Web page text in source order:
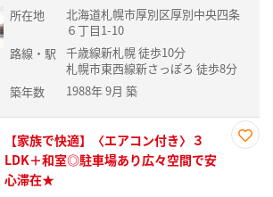
所在地
北海道札幌市厚別区厚別中央四条
６丁目1-10
路線・駅
千歳線新札幌 徒歩10分
札幌市東西線新さっぽろ 徒歩8分
築年数
1988年 9月 築
【家族で快適】〈エアコン付き〉３
LDK＋和室◎駐車場あり広々空間で安
心滞在★